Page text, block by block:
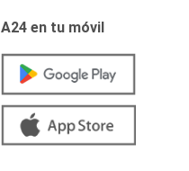
A24 en tu móvil